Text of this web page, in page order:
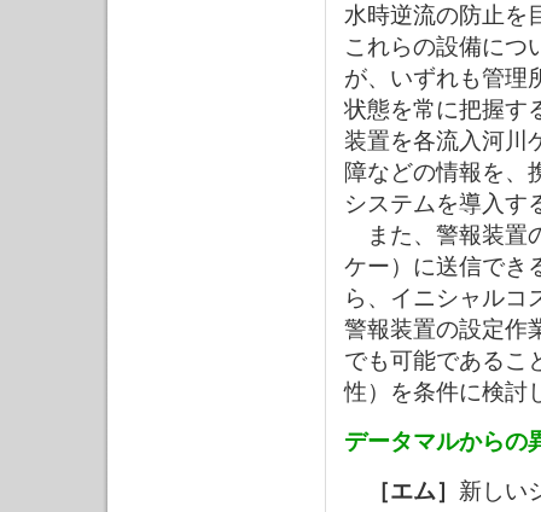
水時逆流の防止を
これらの設備につ
が、いずれも管理
状態を常に把握す
装置を各流入河川
障などの情報を、
システムを導入す
また、警報装置
ケー）に送信でき
ら、イニシャル
警報装置の設定作
でも可能であるこ
性）を条件に検討
データマルからの
［エム］ 新しい